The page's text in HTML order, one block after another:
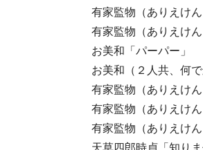
有家監物（ありえけ
有家監物（ありえけ
お美和「パーパー」
お美和（２人共、何
有家監物（ありえけ
有家監物（ありえけ
有家監物（ありえけ
天草四郎時貞「知り